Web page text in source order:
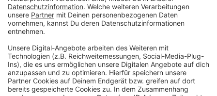
Pressemeldung der Feuerwehr
Sturmtief: Schule fällt aus
Antenne Düsseldorf Wetter Service
Unwetterwarnung des Deutschen Wetterdiensts
Anzeige